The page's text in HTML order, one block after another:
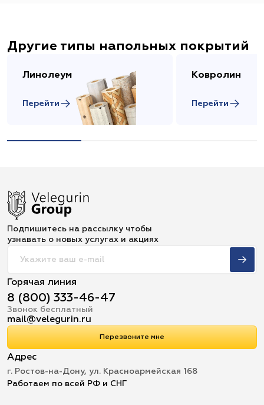
Другие типы напольных покрытий
Линолеум
Перейти
Ковролин
Перейти
Подпишитесь на рассылку чтобы
узнавать о новых услугах и акциях
Горячая линия
8 (800) 333-46-47
Звонок бесплатный
mail@velegurin.ru
Перезвоните мне
Адрес
г. Ростов-на-Дону, ул. Красноармейская 168
Работаем по всей РФ и СНГ